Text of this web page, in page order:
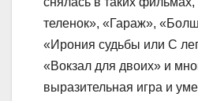
теленок», «Гараж»,
«Ирония судьбы или С
«Вокзал для двоих» и
выразительная игра и